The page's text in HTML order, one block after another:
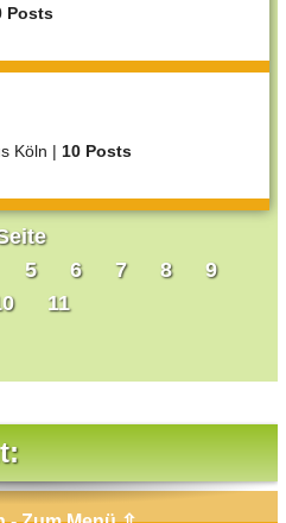
Posts
Köln | 10 Posts
5 6 7 8
9
11